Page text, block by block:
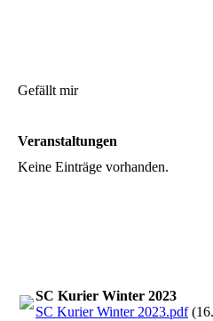
Gefällt mir
Veranstaltungen
Keine Einträge vorhanden.
SC Kurier Winter 2023
SC Kurier Winter 2023.pdf